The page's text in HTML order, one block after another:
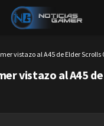
vistazo al A45 de Elder Scrolls
vistazo al A45